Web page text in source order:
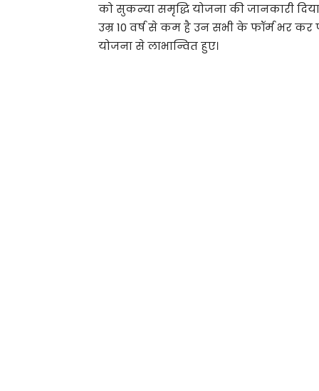
को सुकन्या समृद्धि योजना की जानकारी
उम्र 10 वर्ष से कम है उन सभी के फॉर्म भर
योजना से लाभान्वित हुए।